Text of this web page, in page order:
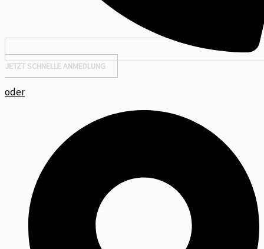
JETZT SCHNELLE ANMEDLUNG
oder